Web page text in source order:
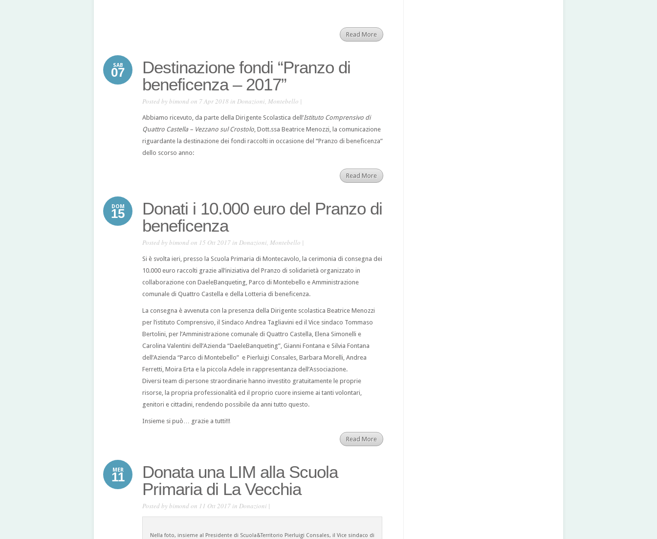
Read More
SAB
07
Destinazione fondi “Pranzo di
beneficenza – 2017”
Posted bybimondon 7 Apr 2018 in Donazioni, Montebello |
Abbiamo ricevuto, da parte della Dirigente Scolastica dell’Istituto Comprensivo di
Quattro Castella – Vezzano sul Crostolo , Dott.ssa Beatrice Menozzi, la comunicazione
riguardante la destinazione dei fondi raccolti in occasione del “Pranzo di beneficenza”
dello scorso anno:
Read More
DOM
15
Donati i 10.000 euro del Pranzo di
beneficenza
Posted bybimondon 15 Ott 2017 in Donazioni, Montebello |
Si è svolta ieri, presso la Scuola Primaria di Montecavolo, la cerimonia di consegna dei
10.000 euro raccolti grazie all’iniziativa del Pranzo di solidarietà organizzato in
collaborazione con DaeleBanqueting, Parco di Montebello e Amministrazione
comunale di Quattro Castella e della Lotteria di beneficenza.
La consegna è avvenuta con la presenza della Dirigente scolastica Beatrice Menozzi
per l’istituto Comprensivo, il Sindaco Andrea Tagliavini ed il Vice sindaco Tommaso
Bertolini, per l’Amministrazione comunale di Quattro Castella, Elena Simonelli e
Carolina Valentini dell’Azienda “DaeleBanqueting”, Gianni Fontana e Silvia Fontana
dell’Azienda “Parco di Montebello” e Pierluigi Consales, Barbara Morelli, Andrea
Ferretti, Moira Erta e la piccola Adele in rappresentanza dell’Associazione.
Diversi team di persone straordinarie hanno investito gratuitamente le proprie
risorse, la propria professionalità ed il proprio cuore insieme ai tanti volontari,
genitori e cittadini, rendendo possibile da anni tutto questo.
Insieme si può… grazie a tutti!!!
Read More
MER
11
Donata una LIM alla Scuola
Primaria di La Vecchia
Posted bybimondon 11 Ott 2017 in Donazioni |
Nella foto, insieme al Presidente di Scuola&Territorio Pierluigi Consales, il Vice sindaco di